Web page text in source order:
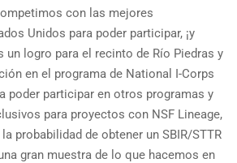
con las mejores
Unidos para poder participar, ¡y
un logro para el recinto de Río Piedras y
en el programa de National I-Corps
poder participar en otros programas y
para proyectos con NSF Lineage,
probabilidad de obtener un SBIR/STTR
gran muestra de lo que hacemos en